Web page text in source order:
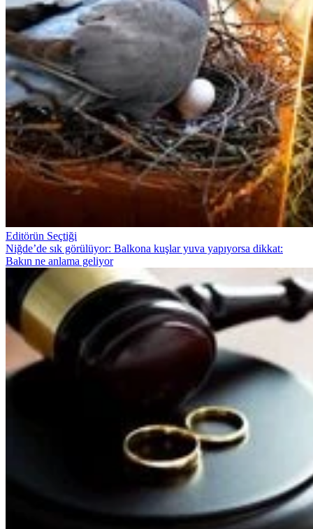
Editörün Seçtiği
Niğde’de sık görülüyor: Balkona kuşlar yuva yapıyorsa dikkat:
Bakın ne anlama geliyor